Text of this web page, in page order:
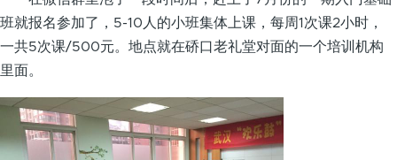
班就报名参加了，5-10人的小班集体上课，每周1次课2小时，
一共5次课/500元。地点就在硚口老礼堂对面的一个培训机构
里面。